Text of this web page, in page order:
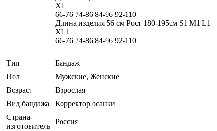
XL
66-76 74-86 84-96 92-110
Длина изделия 56 см Рост 180-195см S1 M1 L1
XL1
66-76 74-86 84-96 92-110
Тип
Бандаж
Пол
Мужские, Женские
Возраст
Взрослая
Вид бандажа
Корректор осанки
Страна-
изготовитель
Россия